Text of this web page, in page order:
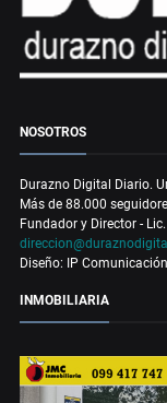
NOSOTROS
Durazno Digital Diario.
Más de 88.000
Fundador y Director -
Diseño: IP
INMOBILIARIA